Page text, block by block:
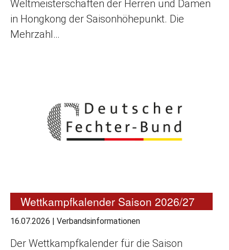
Weltmeisterschaften der Herren und Damen
in Hongkong der Saisonhöhepunkt. Die
Mehrzahl…
Wettkampfkalender Saison 2026/27
16.07.2026 | Verbandsinformationen
Der Wettkampfkalender für die Saison